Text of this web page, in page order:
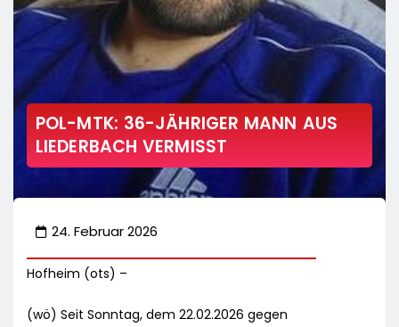
POL-MTK: 36-JÄHRIGER MANN AUS
LIEDERBACH VERMISST
24. Februar 2026
Hofheim (ots) –
(wö) Seit Sonntag, dem 22.02.2026 gegen